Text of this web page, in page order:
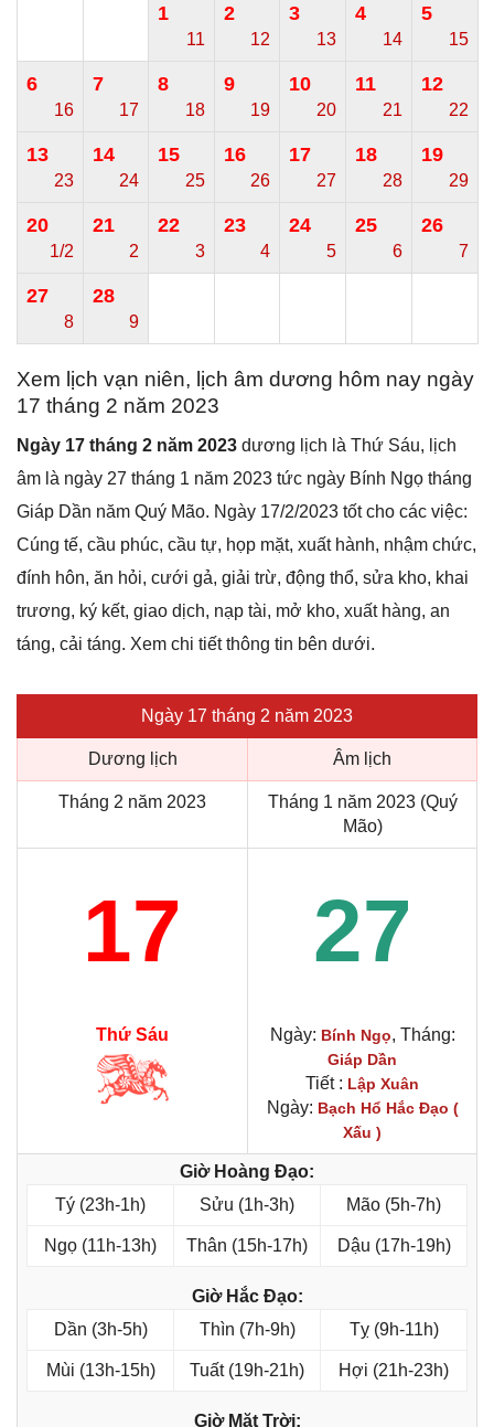
1
11
2
12
3
13
4
14
5
15
6
16
7
17
8
18
9
19
10
20
11
21
12
22
13
23
14
24
15
25
16
26
17
27
18
28
19
29
20
1/2
21
2
22
3
23
4
24
5
25
6
26
7
27
8
28
9
Xem lịch vạn niên, lịch âm dương hôm nay ngày
17 tháng 2 năm 2023
Ngày 17 tháng 2 năm 2023 dương lịch là Thứ Sáu, lịch
âm là ngày 27 tháng 1 năm 2023 tức ngày Bính Ngọ tháng
Giáp Dần năm Quý Mão. Ngày 17/2/2023 tốt cho các việc:
Cúng tế, cầu phúc, cầu tự, họp mặt, xuất hành, nhậm chức,
đính hôn, ăn hỏi, cưới gả, giải trừ, động thổ, sửa kho, khai
trương, ký kết, giao dịch, nạp tài, mở kho, xuất hàng, an
táng, cải táng. Xem chi tiết thông tin bên dưới.
Ngày 17 tháng 2 năm 2023
Dương lịch Âm lịch
Tháng 2 năm 2023
Tháng 1 năm 2023 (Quý
Mão)
17 27
Thứ Sáu Ngày: Bính Ngọ, Tháng:
Giáp Dần
Tiết : Lập Xuân
Ngày: Bạch Hổ Hắc Đạo (
Xấu )
Giờ Hoàng Đạo:
Tý (23h-1h)
Sửu (1h-3h) Mão (5h-7h)
Ngọ (11h-13h) Thân (15h-17h) Dậu (17h-19h)
Giờ Hắc Đạo:
Dần (3h-5h)
Thìn (7h-9h) Tỵ (9h-11h)
Mùi (13h-15h) Tuất (19h-21h) Hợi (21h-23h)
Giờ Mặt Trời: